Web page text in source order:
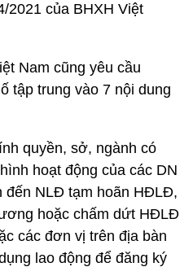
2021 của BHXH Việt
Nam cũng yêu cầu
tập trung vào 7 nội dung
quyền, sở, ngành có
hoạt động của các DN
đến NLĐ tạm hoãn HĐLĐ,
hoặc chấm dứt HĐLĐ
các đơn vị trên địa bàn
lao động để đăng ký